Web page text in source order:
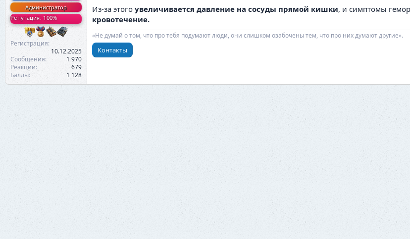
Администратор
Репутация: 100%
Регистрация
10.12.2025
Сообщения
1 970
Реакции
679
Баллы
1 128
Из-за этого увеличивается давление на сосуды прямой кишки, и симптомы
кровотечение.
«Не думай о том, что про тебя подумают люди, они слишком озабочены тем, что про них думают другие».
Контакты